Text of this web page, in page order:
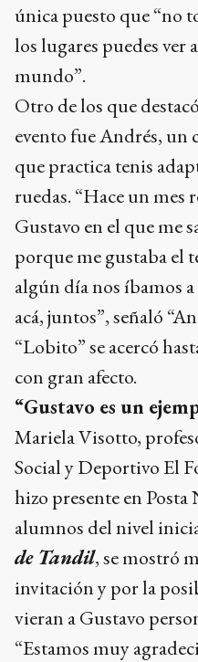
única puesto que “no
los lugares puedes
mundo”.
Otro de los que
evento fue Andrés, un
que practica tenis
ruedas. “Hace un mes
Gustavo en el que me
porque me gustaba el
algún día nos íbamos
acá, juntos”, señaló
“Lobito” se acercó
con gran afecto.
“Gustavo es un
Mariela Visotto,
Social y Deportivo El
hizo presente en
alumnos del nivel
de Tandil, se mostró
invitación y por la
vieran a Gustavo
“Estamos muy